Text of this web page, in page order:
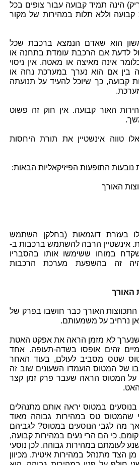
הינה תמיד קבועה עבור צופים בכל
וללא תלות במהירות של מקור
הוא שאדם הנמצא ברכבת שכל
לדעת אם הרכבת עומדת בתחנה או
אינה מאיצה או מאטה. אין ניסוי
בין אם הוא נערך במערכת נחה או
קבועה, כך שיוכל להעיד על תנועתה
האור קבועה. אין חוק זה פשוט
טווה אינשטיין את תורת היחסות
התופעות הפיזיקאליות הבאות:
בעזרת דוגמאות (בחלקן השתמש
אינשטיין הרבה להשתמש ברכבות ב-
במוחו ששימשו אותו בהסבריו
והיה זה בהשפעת מערכת הרכבות
האורך
התכווצות האורך כבר חושבו בפרק של
נרחיב על משמעותם.
שנערך לא מזמן הראה את אפקט האטת
זהים אופסו בשדה-תעופה. אחד
שטס מסביב לעולם, בעוד האחר
של המטוס הועמדו השעונים שוב זה
על המטוס הראה שעבר פרק זמן קצר
האט.
במטוס יראה אותם מתנהלים
שהמטוס טס במהירות גבוהה מאוד
מה לגבי הנוסעים במטוס? לגביהם
כי הם הרי נעים במהירות קבועה,
לעומתם במהירות גבוהה. לכן נוסעי
הצד מתנהל במהירות איטית. מכיוון